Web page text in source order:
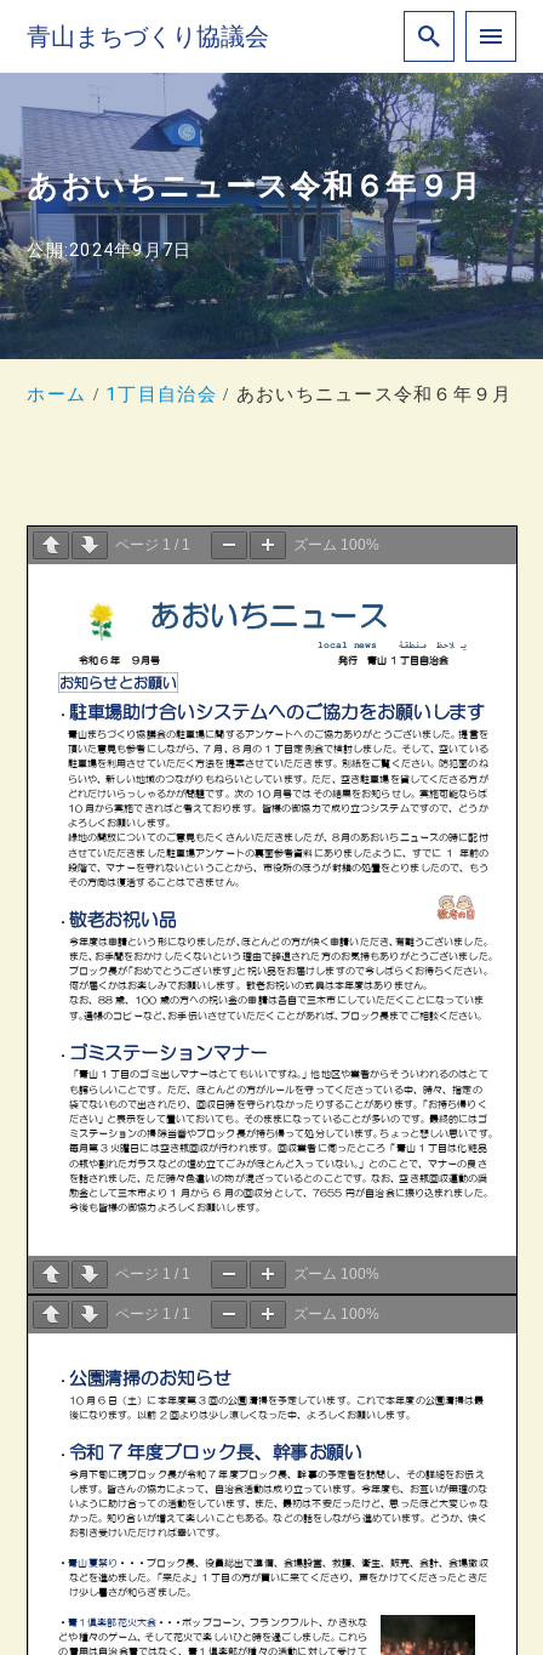
青山まちづくり協議会
あおいちニュース令和６年９月
公開:2024年9月7日
ホーム 1丁目自治会 あおいちニュース令和６年９月
ページ 1 / 1 ズーム 100%
ページ 1 / 1 ズーム 100%
ページ 1 / 1 ズーム 100%